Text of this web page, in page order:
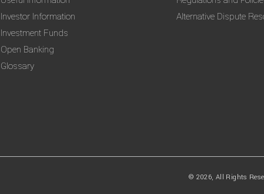
Investor Information
Investment Funds
Open Banking
Glossary
Alternative Dispute
© 2026, All Rights